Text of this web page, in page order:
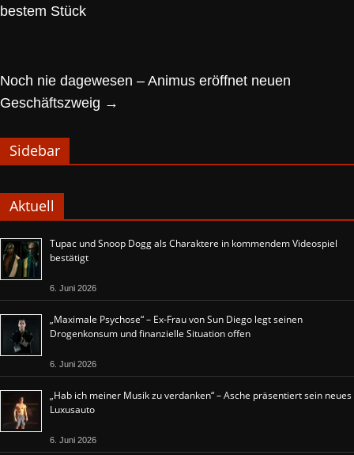
bestem Stück
Noch nie dagewesen – Animus eröffnet neuen
Geschäftszweig →
Sidebar
Aktuell
Tupac und Snoop Dogg als Charaktere in kommendem Videospiel
bestätigt
6. Juni 2026
„Maximale Psychose“ – Ex-Frau von Sun Diego legt seinen
Drogenkonsum und finanzielle Situation offen
6. Juni 2026
„Hab ich meiner Musik zu verdanken“ – Asche präsentiert sein neues
Luxusauto
6. Juni 2026